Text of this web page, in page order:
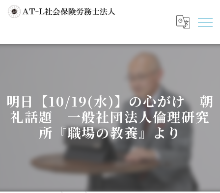
明日【10/19(水)】の心がけ 朝
礼話題 一般社団法人倫理研究
所『職場の教養』より